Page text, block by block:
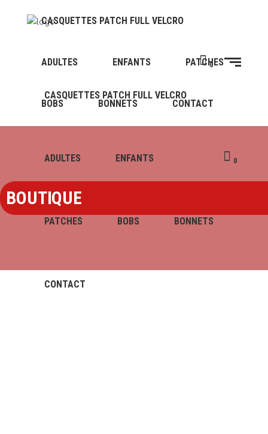
CASQUETTES PATCH FULL VELCRO
ADULTES ENFANTS
PATCHES BOBS BONNETS
CONTACT
0
CASQUETTES PATCH FULL VELCRO
ADULTES ENFANTS PATCHES
BOBS BONNETS CONTACT
0
BOUTIQUE